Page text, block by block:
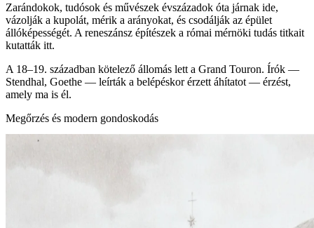
Zarándokok, tudósok és művészek évszázadok óta járnak ide,
vázolják a kupolát, mérik a arányokat, és csodálják az épület
állóképességét. A reneszánsz építészek a római mérnöki tudás titkait
kutatták itt.
A 18–19. században kötelező állomás lett a Grand Touron. Írók —
Stendhal, Goethe — leírták a belépéskor érzett áhítatot — érzést,
amely ma is él.
Megőrzés és modern gondoskodás